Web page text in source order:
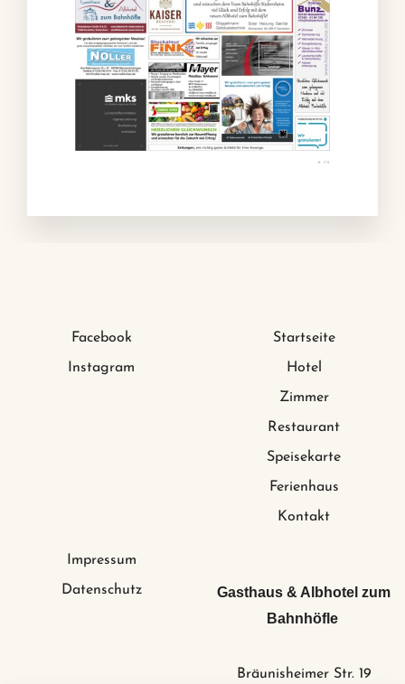
Facebook
Instagram
Startseite
Hotel
Zimmer
Restaurant
Speisekarte
Ferienhaus
Kontakt
Impressum
Datenschutz
Gasthaus & Albhotel zum
Bahnhöfle
Bräunisheimer Str. 19